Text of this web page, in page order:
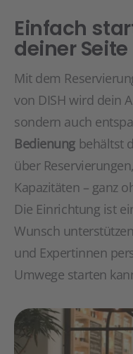
Einfach
deiner Seite
Mit dem
von DISH wird dein
sondern auch
Bedienungbehältst
über
Kapazitäten – ganz
Die Einrichtung ist
Wunsch
und Expertinnen
Umwege starten